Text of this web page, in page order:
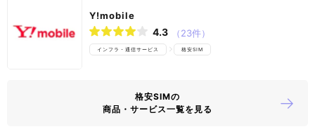
Y!mobile
4.3 （23件）
インフラ・通信サービス 格安SIM
格安SIMの
商品・サービス一覧を見る